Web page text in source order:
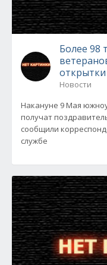
Более 98
Новости
Накануне 9 Мая
получат
сообщили
службе